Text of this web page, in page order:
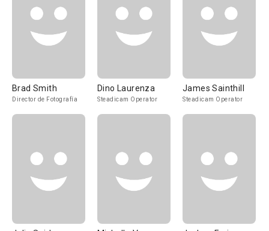
Brad Smith
Director de Fotografía
Dino Laurenza
Steadicam Operator
James Sainthill
Steadicam Operator